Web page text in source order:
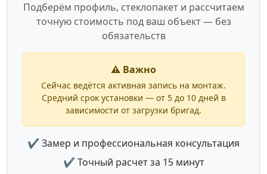
Подберём профиль, стеклопакет и рассчитаем
точную стоимость под ваш объект — без
обязательств
⚠️ Важно
Сейчас ведётся активная запись на монтаж.
Средний срок установки — от 5 до 10 дней в
зависимости от загрузки бригад.
✔ Замер и профессиональная консультация
✔ Точный расчет за 15 минут